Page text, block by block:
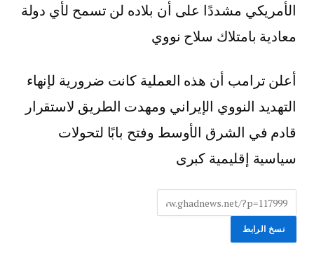
الأمريكي مشددًا على أن بلاده لن تسمح لأي دولة
معادية بامتلاك سلاح نووي
أعلن ترامب أن هذه العملية كانت ضرورية لإنهاء
التهديد النووي الإيراني ومهدت الطريق لاستقرار
قادم في الشرق الأوسط وفتح بابًا لتحولات
سياسية إقليمية كبرى
نسخ الرابط